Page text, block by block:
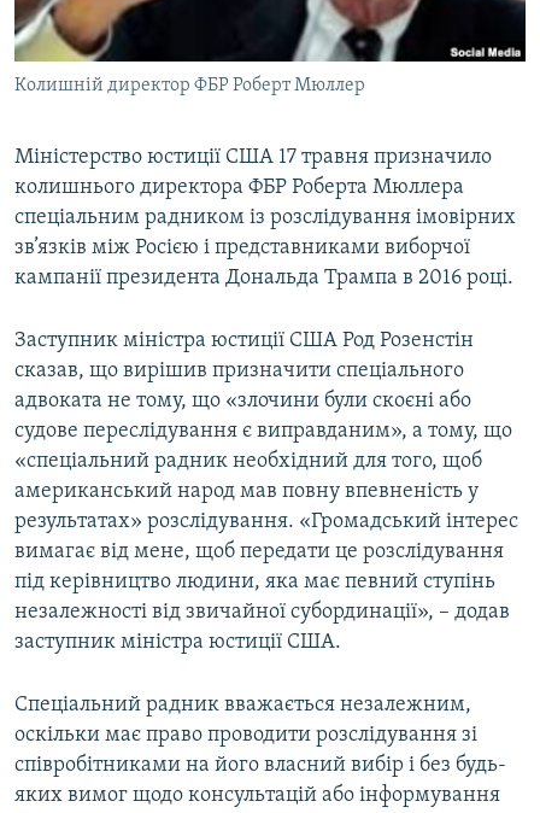
ПОДКАСТИ
КРИМ РЕАЛІЇ
УКР
КТАТ
Усі сайти RFE/RL
Колишній директор ФБР Роберт Мюллер
Міністерство юстиції США 17 травня призначило
колишнього директора ФБР Роберта Мюллера
спеціальним радником із розслідування імовірних
зв’язків між Росією і представниками виборчої
кампанії президента Дональда Трампа в 2016 році.
Заступник міністра юстиції США Род Розенстін
сказав, що вирішив призначити спеціального
адвоката не тому, що «злочини були скоєні або
судове переслідування є виправданим», а тому, що
«спеціальний радник необхідний для того, щоб
американський народ мав повну впевненість у
результатах» розслідування. «Громадський інтерес
вимагає від мене, щоб передати це розслідування
під керівництво людини, яка має певний ступінь
незалежності від звичайної субординації», – додав
заступник міністра юстиції США.
Спеціальний радник вважається незалежним,
оскільки має право проводити розслідування зі
співробітниками на його власний вибір і без будь-
яких вимог щодо консультацій або інформування